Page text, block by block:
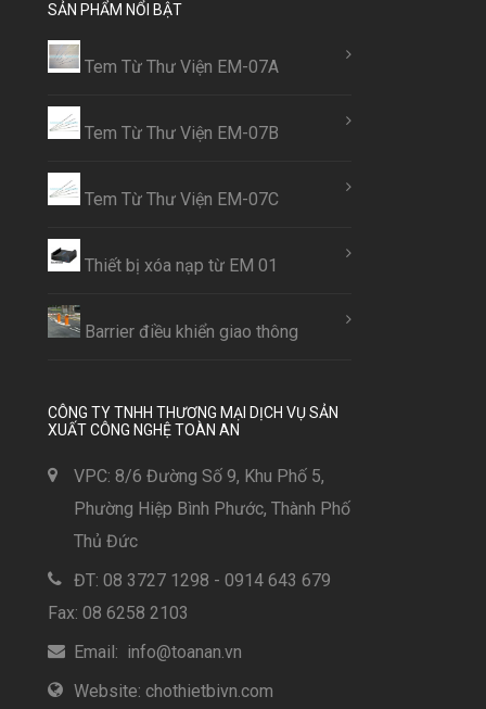
SẢN PHẨM NỔI BẬT
Tem Từ Thư Viện EM-07A
Tem Từ Thư Viện EM-07B
Tem Từ Thư Viện EM-07C
Thiết bị xóa nạp từ EM 01
Barrier điều khiển giao thông
CÔNG TY TNHH THƯƠNG MẠI DỊCH VỤ SẢN
XUẤT CÔNG NGHỆ TOÀN AN
VPC: 8/6 Đường Số 9, Khu Phố 5,
Phường Hiệp Bình Phước, Thành Phố
Thủ Đức
ĐT: 08 3727 1298 - 0914 643 679
Fax: 08 6258 2103
Email: info@toanan.vn
Website: chothietbivn.com